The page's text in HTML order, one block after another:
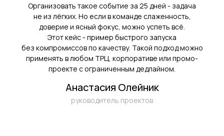
Организовать такое событие за 25 дней - задача
не из лёгких. Но если в команде слаженность,
доверие и ясный фокус, можно успеть всё.
Этот кейс - пример быстрого запуска
без компромиссов по качеству. Такой подход можно
применять в любом ТРЦ, корпоративе или промо-
проекте с ограниченным дедлайном.
Анастасия Олейник
руководитель проектов